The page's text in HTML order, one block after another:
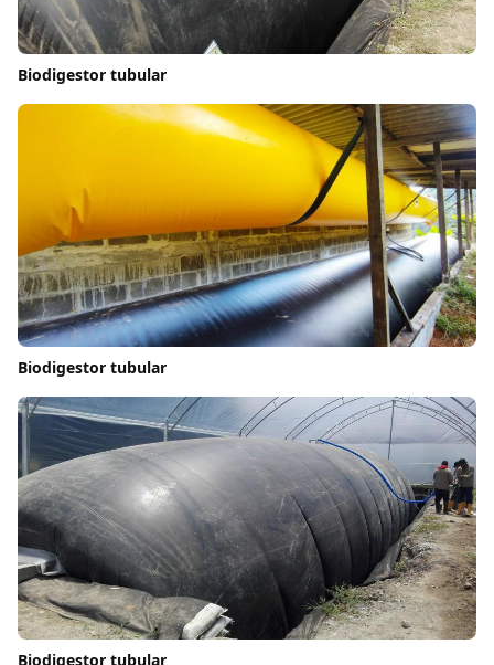
Biodigestor tubular
Biodigestor tubular
Biodigestor tubular